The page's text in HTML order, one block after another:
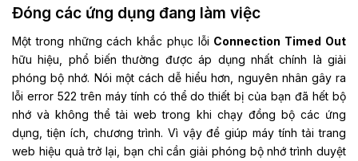
Đóng các ứng dụng đang làm việc
Một trong những cách khắc phục lỗi Connection Timed Out
hữu hiệu, phổ biến thường được áp dụng nhất chính là giải
phóng bộ nhớ. Nói một cách dễ hiểu hơn, nguyên nhân gây ra
lỗi error 522 trên máy tính có thể do thiết bị của bạn đã hết bộ
nhớ và không thể tải web trong khi chạy đồng bộ các ứng
dụng, tiện ích, chương trình. Vì vậy để giúp máy tính tải trang
web hiệu quả trở lại, bạn chỉ cần giải phóng bộ nhớ trình duyệt